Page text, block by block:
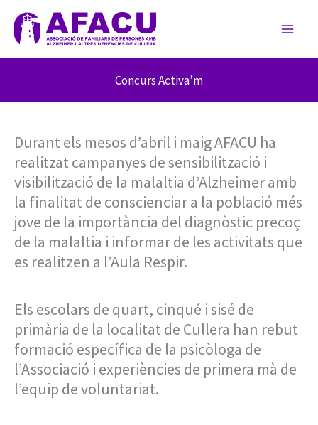
contenido
Concurs Activa’m
Durant els mesos d’abril i maig AFACU ha
realitzat campanyes de sensibilització i
visibilització de la malaltia d’Alzheimer amb
la finalitat de conscienciar a la població més
jove de la importància del diagnòstic precoç
de la malaltia i informar de les activitats que
es realitzen a l’Aula Respir.
Els escolars de quart, cinqué i sisé de
primària de la localitat de Cullera han rebut
formació específica de la psicòloga de
l’Associació i experiències de primera mà de
l’equip de voluntariat.